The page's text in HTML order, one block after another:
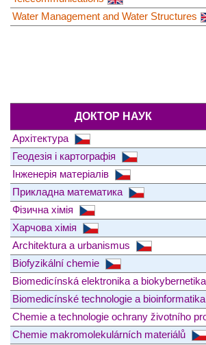
Water Management and Water Structures
ДОКТОР НАУК
Архітектура
Геодезія і картографія
Інженерія матеріалів
Прикладна математика
Фізична хімія
Харчова хімія
Architektura a urbanismus
Biofyzikální chemie
Biomedicínská elektronika a biokybernetika
Biomedicínské technologie a bioinformatika
Chemie a technologie ochrany životního
Chemie makromolekulárních materiálů